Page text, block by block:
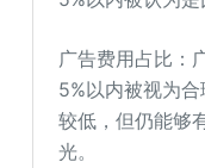
广告费用占比：
5%以内被视为
较低，但仍能够
光。